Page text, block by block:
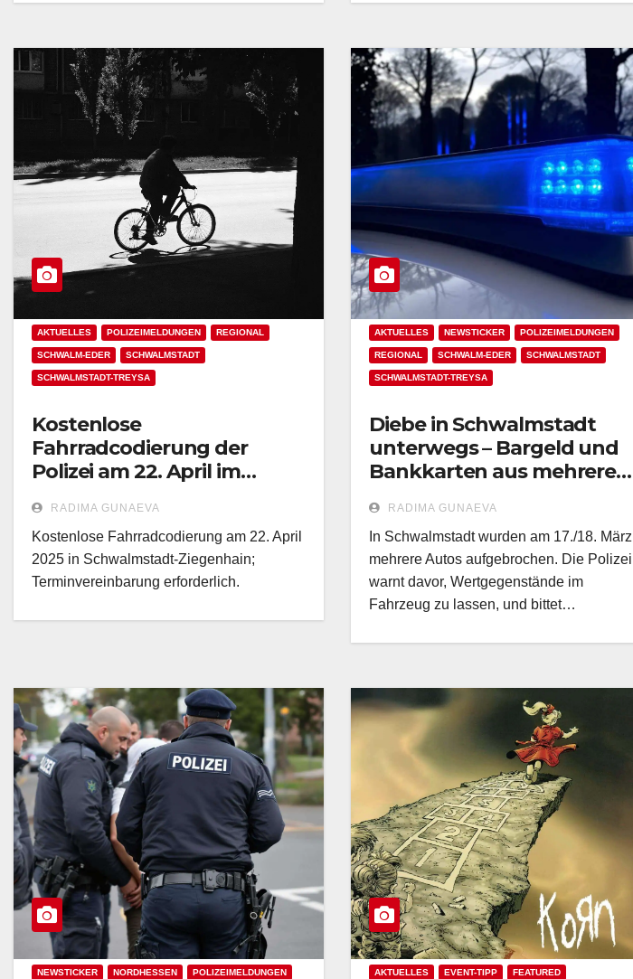
AKTUELLES POLIZEIMELDUNGEN REGIONAL
SCHWALM-EDER SCHWALMSTADT
SCHWALMSTADT-TREYSA
Kostenlose
Fahrradcodierung der
Polizei am 22. April im
Bike Company
RADIMA GUNAEVA
Kostenlose Fahrradcodierung am 22. April
2025 in Schwalmstadt-Ziegenhain;
Terminvereinbarung erforderlich.​
AKTUELLES NEWSTICKER POLIZEIMELDUNGEN
REGIONAL SCHWALM-EDER SCHWALMSTADT
SCHWALMSTADT-TREYSA
Diebe in Schwalmstadt
unterwegs – Bargeld und
Bankkarten aus mehreren
RADIMA GUNAEVA
In Schwalmstadt wurden am 17./18. März
mehrere Autos aufgebrochen. Die Polizei
warnt davor, Wertgegenstände im
Fahrzeug zu lassen, und bittet…
NEWSTICKER NORDHESSEN POLIZEIMELDUNGEN AKTUELLES EVENT-TIPP FEATURED